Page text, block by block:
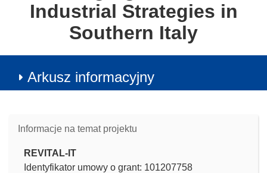
Industrial Strategies in
Southern Italy
Arkusz informacyjny
Informacje na temat projektu
REVITAL-IT
Identyfikator umowy o grant: 101207758